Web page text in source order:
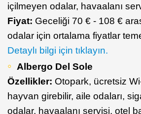
içilmeyen odalar, havaalanı
Fiyat: Geceliği 70 € - 108 €
odalar için ortalama fiyatlar
Detaylı bilgi için tıklayın.
Albergo Del Sole
Özellikler: Otopark, ücretsiz
hayvan girebilir, aile odaları,
odalar, havaalanı servisi, otel